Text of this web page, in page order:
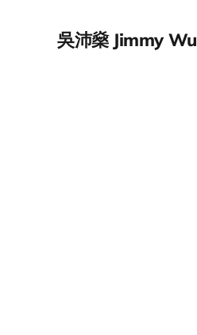
吳沛燊 Jimmy Wu